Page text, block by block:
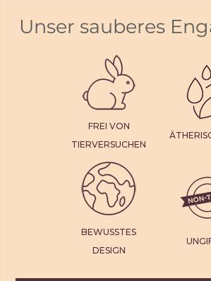
Unser sauberes
FREI VON
TIERVERSUCHEN
BEWUSSTES
DESIGN